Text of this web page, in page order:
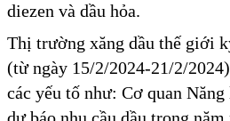
diezen và dầu hỏa.
Thị trường xăng dầu thế giới
(từ ngày 15/2/2024-21/2/
các yếu tố như: Cơ quan